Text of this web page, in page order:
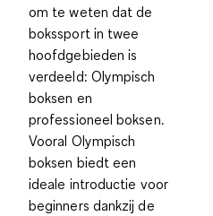
om te weten dat de
bokssport in twee
hoofdgebieden is
verdeeld: Olympisch
boksen en
professioneel boksen.
Vooral Olympisch
boksen biedt een
ideale introductie voor
beginners dankzij de